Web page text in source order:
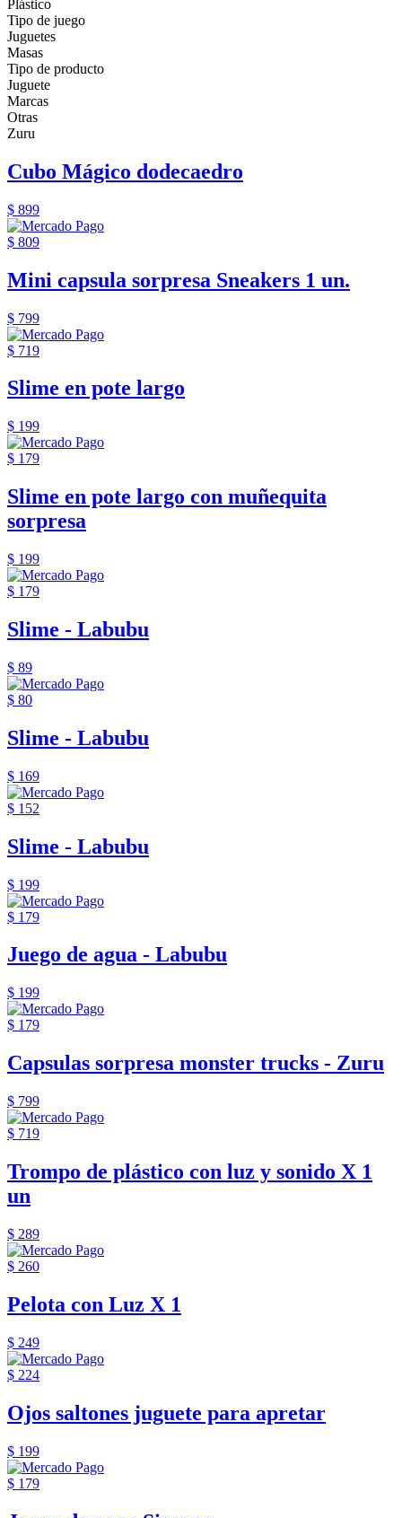
Plástico
Tipo de juego
Juguetes
Masas
Tipo de producto
Juguete
Marcas
Otras
Zuru
Cubo Mágico dodecaedro
$ 899
$ 809
Mini capsula sorpresa Sneakers 1 un.
$ 799
$ 719
Slime en pote largo
$ 199
$ 179
Slime en pote largo con muñequita
sorpresa
$ 199
$ 179
Slime - Labubu
$ 89
$ 80
Slime - Labubu
$ 169
$ 152
Slime - Labubu
$ 199
$ 179
Juego de agua - Labubu
$ 199
$ 179
Capsulas sorpresa monster trucks - Zuru
$ 799
$ 719
Trompo de plástico con luz y sonido X 1
un
$ 289
$ 260
Pelota con Luz X 1
$ 249
$ 224
Ojos saltones juguete para apretar
$ 199
$ 179